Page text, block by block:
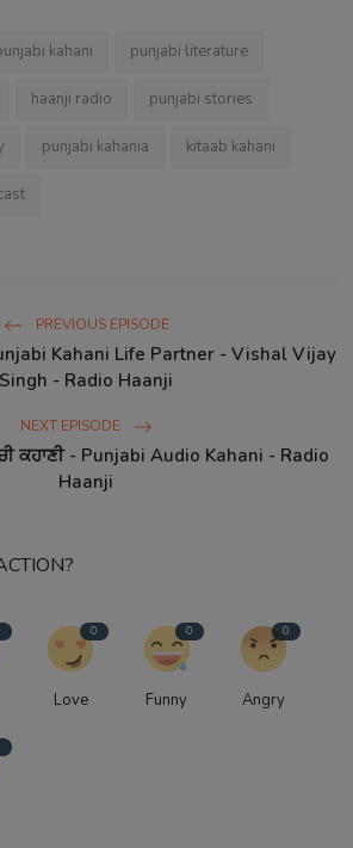
kahani punjabi literature
haanji radio punjabi stories
punjabi kahania kitaab kahani
PREVIOUS EPISODE
Kahani Life Partner - Vishal Vijay
Singh - Radio Haanji
NEXT EPISODE
ਕਹਾਣੀ - Punjabi Audio Kahani - Radio
Haanji
0
Love
0
Funny
0
Angry